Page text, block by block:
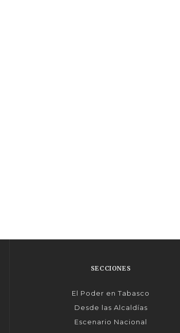
SECCIONES
El Poder en Tabasco
Desde las Alcaldías
Escenario Nacional